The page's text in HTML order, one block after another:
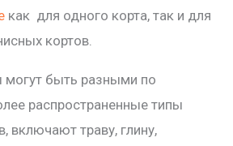
как для одного корта, так и для
кортов.
могут быть разными по
распространенные типы
включают траву, глину,